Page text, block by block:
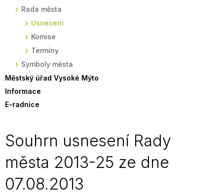
Rada města
Usnesení
Komise
Termíny
Symboly města
Městský úřad Vysoké Mýto
Informace
E-radnice
Souhrn usnesení Rady
města 2013-25 ze dne
07.08.2013